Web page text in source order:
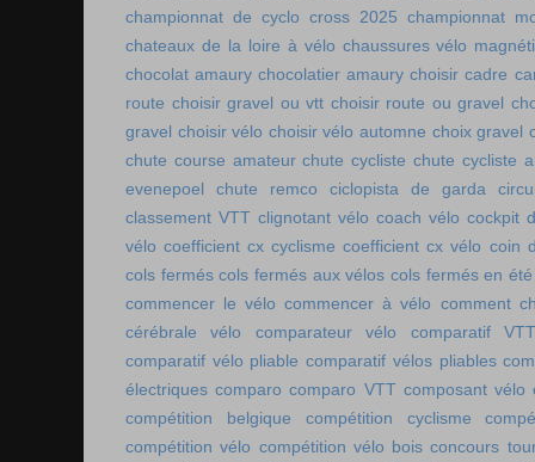
championnat de cyclo cross 2025 championnat
chateaux de la loire à vélo chaussures vélo
chocolat amaury chocolatier amaury choisir cadre
route choisir gravel ou vtt choisir route ou gravel
gravel choisir vélo choisir vélo automne choix gravel
chute course amateur chute cycliste chute cycliste
evenepoel
chute remco ciclopista de garda
classement VTT clignotant vélo coach vélo cockpit
vélo coefficient cx cyclisme coefficient cx vélo coin
cols fermés cols fermés aux vélos cols fermés en été
commencer le vélo commencer à vélo comment
cérébrale vélo
comparateur vélo
comparatif
comparatif vélo pliable comparatif vélos pliables
électriques comparo comparo VTT composant vélo
compétition belgique
compétition cyclisme
compétition vélo compétition vélo bois concours